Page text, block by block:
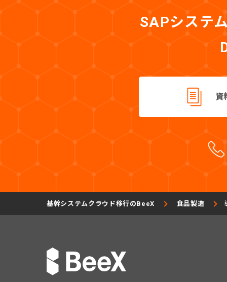
SAPシステ
資
基幹システムクラウド移行のBeeX 食品製造